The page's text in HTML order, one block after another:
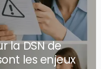
la DSN de
les enjeux